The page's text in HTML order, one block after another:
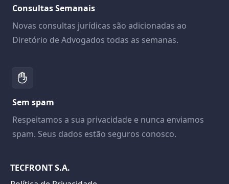
Consultas Semanais
Novas consultas jurídicas são adicionadas ao
Diretório de Advogados todas as semanas.
Sem spam
Respeitamos a sua privacidade e nunca enviamos
spam. Seus dados estão seguros conosco.
TECFRONT S.A.